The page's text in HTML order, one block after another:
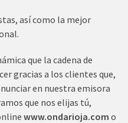
así como la mejor
que la cadena de
gracias a los clientes que,
en nuestra emisora
que nos elijas tú,
www.ondarioja.com o